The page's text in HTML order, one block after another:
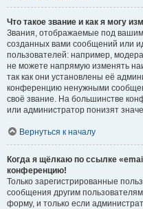
Что такое звание и как я могу
Звания, отображаемые под
созданных вами сообщений или
пользователей: например,
не можете напрямую изменять
так как они установлены её
конференцию ненужными
своё звание. На большинстве
или администратор понизят
Вернуться к началу
Когда я щёлкаю по ссылке
конференцию!
Только зарегистрированные
сообщения другим
форму, и только если